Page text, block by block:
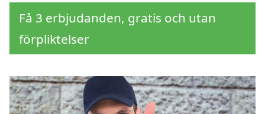
Få 3 erbjudanden, gratis och utan
förpliktelser